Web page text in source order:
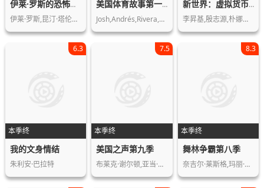
伊莱·罗斯的恐怖历史第一季
伊莱·罗斯,昆汀·塔伦蒂诺,斯蒂芬·金…
美国体育故事第一季
Josh,Andrés,Rivera,帕特里克·施瓦…
新世界：虚拟货币争霸战第一季
李昇基,殷志源,朴娜莱,曹宝儿,金希澈,…
本季终
6.3
我的文身情结
朱利安·巴拉特
本季终
7.5
美国之声第九季
布莱克·谢尔顿,亚当·莱文,格温·斯蒂…
本季终
8.3
舞林争霸第八季
奈吉尔·莱斯格,玛丽·墨菲,卡特·迪莉…